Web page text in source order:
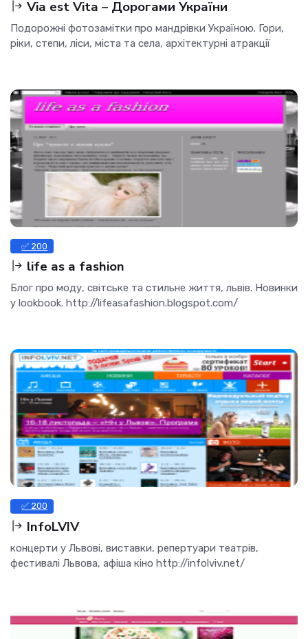
Via est Vita – Дорогами України
Подорожні фотозамітки про мандрівки Україною. Гори,
ріки, степи, ліси, міста та села, архітектурні атракції
✅ 200
life as a fashion
Блог про моду, світське та стильне життя, львів. Новинки
у lookbook. http://lifeasafashion.blogspot.com/
✅ 200
InfoLVIV
концерти у Львові, виставки, репертуари театрів,
фестивалі Львова, афіша кіно http://infolviv.net/